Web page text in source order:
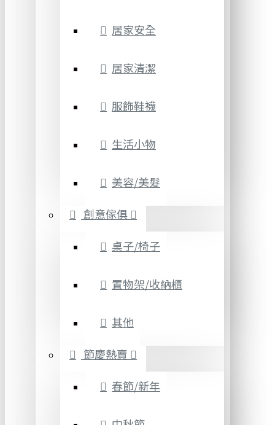
居家安全
居家清潔
服飾鞋襪
生活小物
美容/美髮
創意傢俱
桌子/椅子
置物架/收納櫃
其他
節慶熱賣
春節/新年